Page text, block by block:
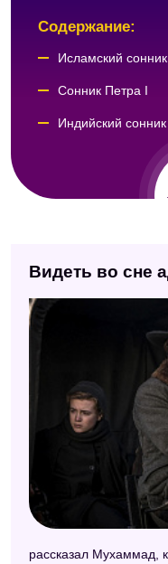
Содержание:
Исламский сонник
Сонник Петра I
Индийский сонник
Семейный сонник
Сонник по
Персидский
Сонник А.
Эзотерический
Сонник Авеля
Сонник Юноны
Сонник Майя
Американский
Видеть во сне
рассказал Мухаммад,